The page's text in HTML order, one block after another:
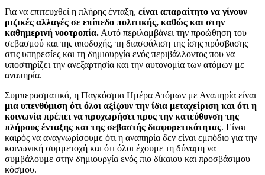
Για να επιτευχθεί η πλήρης ένταξη, είναι απαραίτητο να γίνουν
ριζικές αλλαγές σε επίπεδο πολιτικής, καθώς και στην
καθημερινή νοοτροπία. Αυτό περιλαμβάνει την προώθηση του
σεβασμού και της αποδοχής, τη διασφάλιση της ίσης πρόσβασης
στις υπηρεσίες και τη δημιουργία ενός περιβάλλοντος που να
υποστηρίζει την ανεξαρτησία και την αυτονομία των ατόμων με
αναπηρία.
Συμπερασματικά, η Παγκόσμια Ημέρα Ατόμων με Αναπηρία είναι
μια υπενθύμιση ότι όλοι αξίζουν την ίδια μεταχείριση και ότι η
κοινωνία πρέπει να προχωρήσει προς την κατεύθυνση της
πλήρους ένταξης και της σεβαστής διαφορετικότητας. Είναι
καιρός να αναγνωρίσουμε ότι η αναπηρία δεν είναι εμπόδιο για την
κοινωνική συμμετοχή και ότι όλοι έχουμε τη δύναμη να
συμβάλουμε στην δημιουργία ενός πιο δίκαιου και προσβάσιμου
κόσμου.